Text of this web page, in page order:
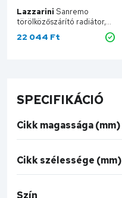
Lazzarini Sanremo
törölközőszárító radiátor,
egyenes, fehér 600x690
mm 386473
22 044 Ft
SPECIFIKÁCIÓ
Cikk magassága (mm)
Cikk szélessége (mm)
Szín